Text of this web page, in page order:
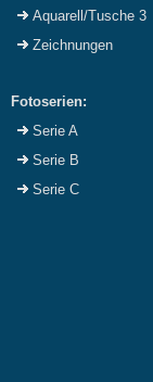
Aquarell/Tusche 3
Zeichnungen
Fotoserien:
Serie A
Serie B
Serie C